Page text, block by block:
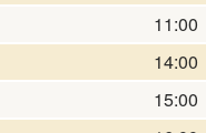
11:00
14:00
15:00